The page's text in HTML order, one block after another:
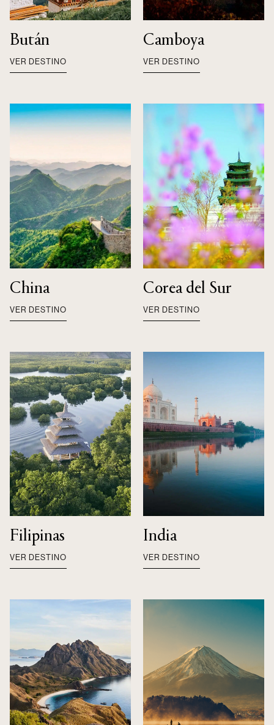
Bután
VER DESTINO
Camboya
VER DESTINO
China
VER DESTINO
Corea del Sur
VER DESTINO
Filipinas
VER DESTINO
India
VER DESTINO